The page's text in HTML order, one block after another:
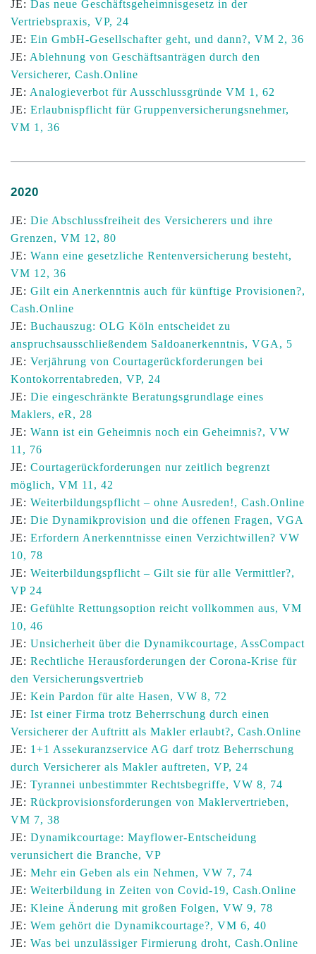
JE: Das neue Geschäftsgeheimnisgesetz in der
Vertriebspraxis, VP, 24
JE: Ein GmbH-Gesellschafter geht, und dann?, VM 2, 36
JE: Ablehnung von Geschäftsanträgen durch den
Versicherer, Cash.Online
JE: Analogieverbot für Ausschlussgründe VM 1, 62
JE: Erlaubnispflicht für Gruppenversicherungsnehmer,
VM 1, 36
2020
JE: Die Abschlussfreiheit des Versicherers und ihre
Grenzen, VM 12, 80
JE: Wann eine gesetzliche Rentenversicherung besteht,
VM 12, 36
JE: Gilt ein Anerkenntnis auch für künftige Provisionen?,
Cash.Online
JE: Buchauszug: OLG Köln entscheidet zu
anspruchsausschließendem Saldoanerkenntnis, VGA, 5
JE: Verjährung von Courtagerückforderungen bei
Kontokorrentabreden, VP, 24
JE: Die eingeschränkte Beratungsgrundlage eines
Maklers, eR, 28
JE: Wann ist ein Geheimnis noch ein Geheimnis?, VW
11, 76
JE: Courtagerückforderungen nur zeitlich begrenzt
möglich, VM 11, 42
JE: Weiterbildungspflicht – ohne Ausreden!, Cash.Online
JE: Die Dynamikprovision und die offenen Fragen, VGA
JE: Erfordern Anerkenntnisse einen Verzichtwillen? VW
10, 78
JE: Weiterbildungspflicht – Gilt sie für alle Vermittler?,
VP 24
JE: Gefühlte Rettungsoption reicht vollkommen aus, VM
10, 46
JE: Unsicherheit über die Dynamikcourtage, AssCompact
JE: Rechtliche Herausforderungen der Corona-Krise für
den Versicherungsvertrieb
JE: Kein Pardon für alte Hasen, VW 8, 72
JE: Ist einer Firma trotz Beherrschung durch einen
Versicherer der Auftritt als Makler erlaubt?, Cash.Online
JE: 1+1 Assekuranzservice AG darf trotz Beherrschung
durch Versicherer als Makler auftreten, VP, 24
JE: Tyrannei unbestimmter Rechtsbegriffe, VW 8, 74
JE: Rückprovisionsforderungen von Maklervertrieben,
VM 7, 38
JE: Dynamikcourtage: Mayflower-Entscheidung
verunsichert die Branche, VP
JE: Mehr ein Geben als ein Nehmen, VW 7, 74
JE: Weiterbildung in Zeiten von Covid-19, Cash.Online
JE: Kleine Änderung mit großen Folgen, VW 9, 78
JE: Wem gehört die Dynamikcourtage?, VM 6, 40
JE: Was bei unzulässiger Firmierung droht, Cash.Online